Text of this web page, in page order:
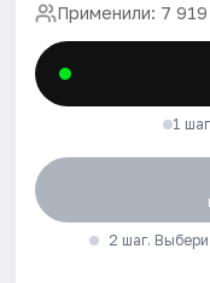
Применили: 7 919
1
2 шаг.